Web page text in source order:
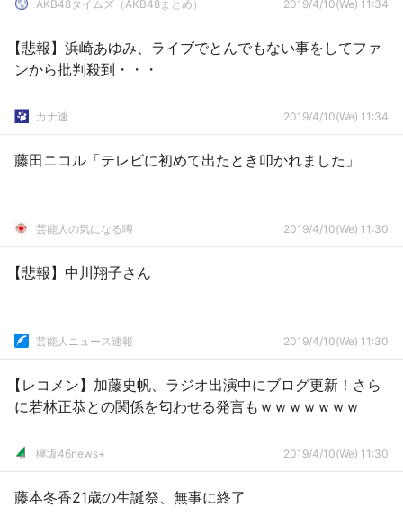
AKB48タイムズ（AKB48まとめ） 2019/4/10(We) 11:34
【悲報】浜崎あゆみ、ライブでとんでもない事をしてファ
ンから批判殺到・・・
カナ速 2019/4/10(We) 11:34
藤田ニコル「テレビに初めて出たとき叩かれました」
芸能人の気になる噂 2019/4/10(We) 11:30
【悲報】中川翔子さん
芸能人ニュース速報 2019/4/10(We) 11:30
【レコメン】加藤史帆、ラジオ出演中にブログ更新！さら
に若林正恭との関係を匂わせる発言もｗｗｗｗｗｗｗ
欅坂46news+ 2019/4/10(We) 11:30
藤本冬香21歳の生誕祭、無事に終了